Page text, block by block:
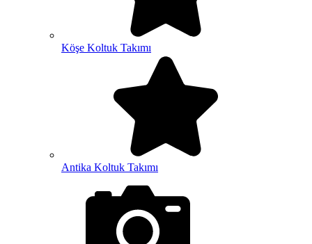
Köşe Koltuk Takımı
Antika Koltuk Takımı